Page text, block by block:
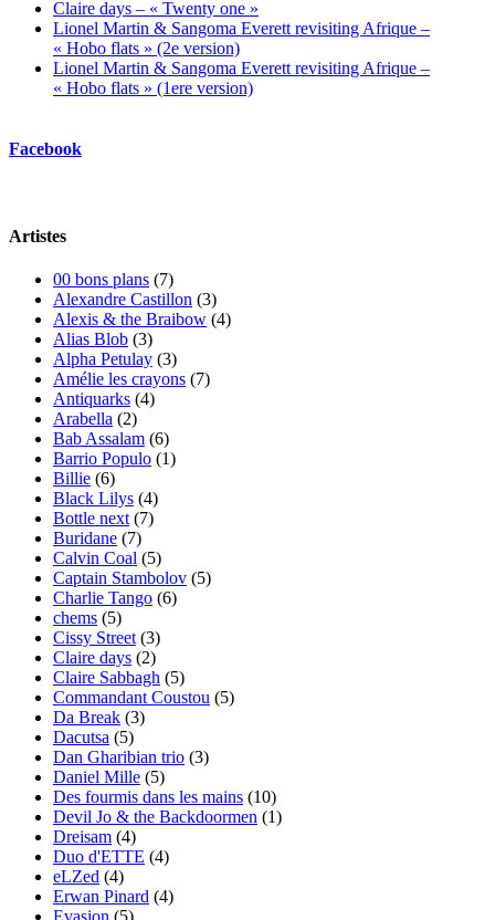
Claire days – « Twenty one »
Lionel Martin & Sangoma Everett revisiting Afrique –
« Hobo flats » (2e version)
Lionel Martin & Sangoma Everett revisiting Afrique –
« Hobo flats » (1ere version)
Facebook
Artistes
00 bons plans (7)
Alexandre Castillon (3)
Alexis & the Braibow (4)
Alias Blob (3)
Alpha Petulay (3)
Amélie les crayons (7)
Antiquarks (4)
Arabella (2)
Bab Assalam (6)
Barrio Populo (1)
Billie (6)
Black Lilys (4)
Bottle next (7)
Buridane (7)
Calvin Coal (5)
Captain Stambolov (5)
Charlie Tango (6)
chems (5)
Cissy Street (3)
Claire days (2)
Claire Sabbagh (5)
Commandant Coustou (5)
Da Break (3)
Dacutsa (5)
Dan Gharibian trio (3)
Daniel Mille (5)
Des fourmis dans les mains (10)
Devil Jo & the Backdoormen (1)
Dreisam (4)
Duo d'ETTE (4)
eLZed (4)
Erwan Pinard (4)
Evasion (5)